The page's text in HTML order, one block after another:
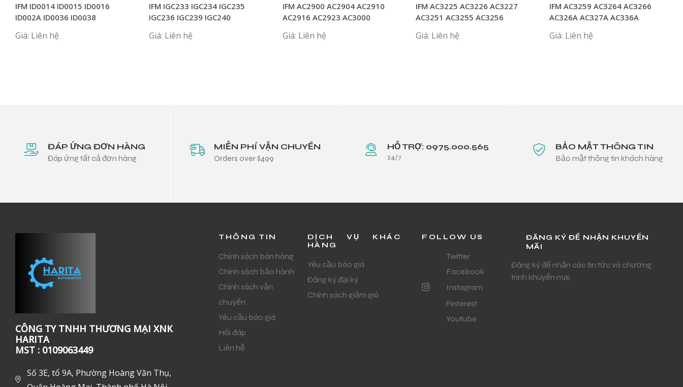
IFM ID0014 ID0015 ID0016
ID002A ID0036 ID0038
Giá: Liên hệ
IFM IGC233 IGC234 IGC235
IGC236 IGC239 IGC240
Giá: Liên hệ
IFM AC2900 AC2904 AC2910
AC2916 AC2923 AC3000
Giá: Liên hệ
IFM AC3225 AC3226 AC3227
AC3251 AC3255 AC3256
Giá: Liên hệ
IFM AC3259 AC3264 AC3266
AC326A AC327A AC336A
Giá: Liên hệ
ĐÁP ỨNG ĐƠN HÀNG
Đáp ứng tất cả đơn hàng
MIỄN PHÍ VẬN CHUYỂN
Orders over $499
HỖ TRỢ: 0975.000.565
24/7
BẢO MẬT THÔNG TIN
Bảo mật thông tin khách hàng
CÔNG TY TNHH THƯƠNG MẠI XNK
HARITA
MST : 0109063449
Số 3E, tổ 9A, Phường Hoàng Văn Thụ,
THÔNG TIN
Chính sách bán hàng
Chính sách bảo hành
Chính sách vận
chuyển
Yêu cầu báo giá
Hỏi đáp
Liên hệ
DỊCH VỤ KHÁC
HÀNG
Yêu cầu báo giá
Đăng ký đại ký
Chính sách giảm giá
FOLLOW US
Twitter
Facebook
Instagram
Pinterest
Youtube
ĐĂNG KÝ ĐỂ NHẬN KHUYẾN
MÃI
Đăng ký để nhận các tin tức và chương
trình khuyến mại.